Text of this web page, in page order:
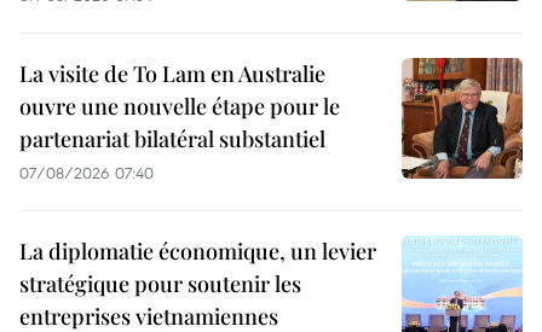
La visite de To Lam en Australie
ouvre une nouvelle étape pour le
partenariat bilatéral substantiel
07/08/2026 07:40
La diplomatie économique, un levier
stratégique pour soutenir les
entreprises vietnamiennes